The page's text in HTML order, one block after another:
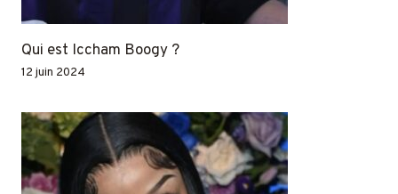
Qui est Iccham Boogy ?
12 juin 2024